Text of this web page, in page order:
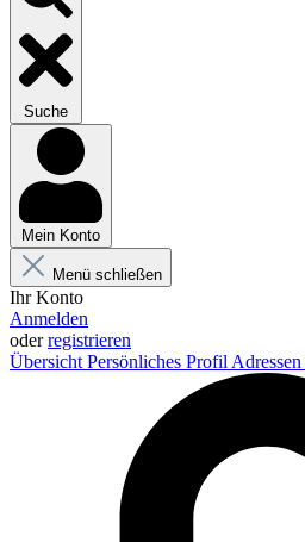
Suche
Mein Konto
Menü schließen
Ihr Konto
Anmelden
oderregistrieren
Übersicht Persönliches Profil Adressen